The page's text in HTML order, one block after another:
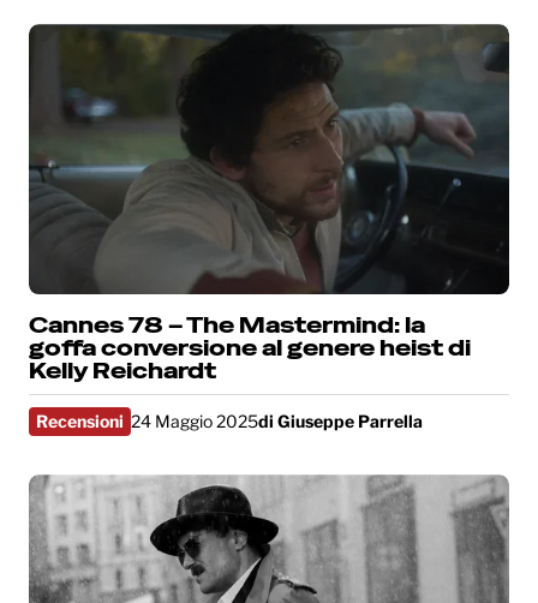
Cannes 78 – The Mastermind: la
goffa conversione al genere heist di
Kelly Reichardt
Recensioni 24 Maggio 2025di Giuseppe Parrella